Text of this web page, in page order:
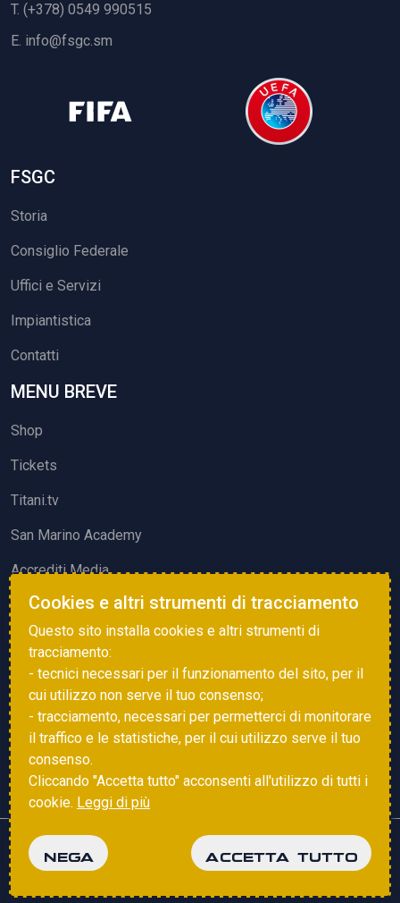
T. (+378) 0549 990515
E. info@fsgc.sm
FSGC
Storia
Consiglio Federale
Uffici e Servizi
Impiantistica
Contatti
MENU BREVE
Shop
Tickets
Titani.tv
San Marino Academy
Accrediti Media
ATTIVITÀ ED EVENTI
Squadre di Calcio
Associazione Sammarinese Arbitri
Vota gol e parata
Copyright © 2025 FSGC. Tutti i diritti riservati
Cookies e altri strumenti di tracciamento
Questo sito installa cookies e altri strumenti di
tracciamento:
- tecnici necessari per il funzionamento del sito, per il
cui utilizzo non serve il tuo consenso;
- tracciamento, necessari per permetterci di monitorare
il traffico e le statistiche, per il cui utilizzo serve il tuo
consenso.
Cliccando "Accetta tutto" acconsenti all'utilizzo di tutti i
cookie. Leggi di più
NEGA ACCETTA TUTTO